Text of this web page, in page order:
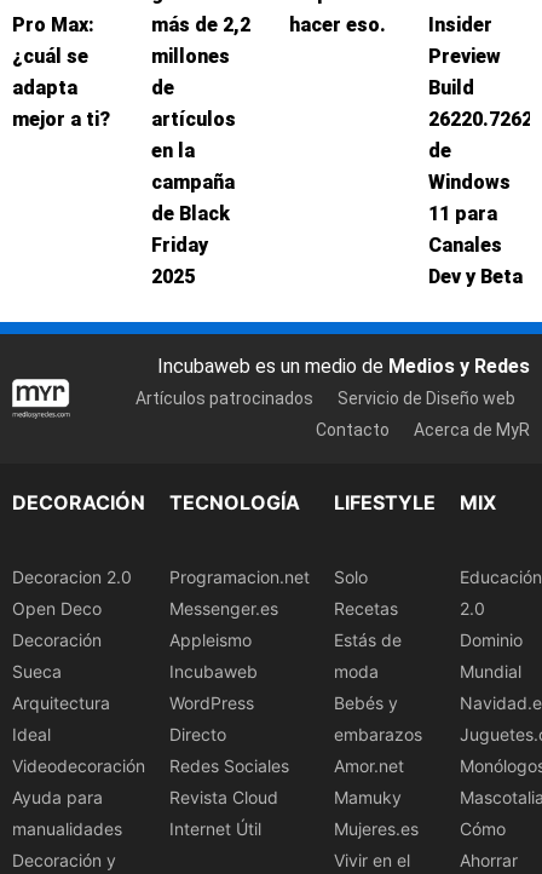
Pro Max:
¿cuál se
adapta
mejor a ti?
más de 2,2
millones
de
artículos
en la
campaña
de Black
Friday
2025
hacer eso.
Insider
Preview
Build
26220.7262
de
Windows
11 para
Canales
Dev y Beta
Incubaweb es un medio de Medios y Redes
Artículos patrocinados
Servicio de Diseño web
Contacto
Acerca de MyR
DECORACIÓN
Decoracion 2.0
Open Deco
Decoración
Sueca
Arquitectura
Ideal
Videodecoración
Ayuda para
manualidades
Decoración y
TECNOLOGÍA
Programacion.net
Messenger.es
Appleismo
Incubaweb
WordPress
Directo
Redes Sociales
Revista Cloud
Internet Útil
LIFESTYLE
Solo
Recetas
Estás de
moda
Bebés y
embarazos
Amor.net
Mamuky
Mujeres.es
Vivir en el
MIX
Educación
2.0
Dominio
Mundial
Cómo
Ahorrar